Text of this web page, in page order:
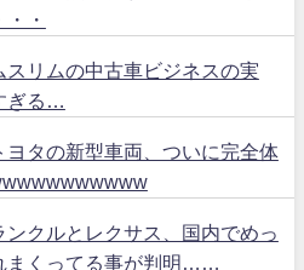
・
スリムの中古車ビジネスの実
ぎる…
ヨタの新型車両、ついに完全体
ンクルとレクサス、国内でめっ
まくってる事が判明……